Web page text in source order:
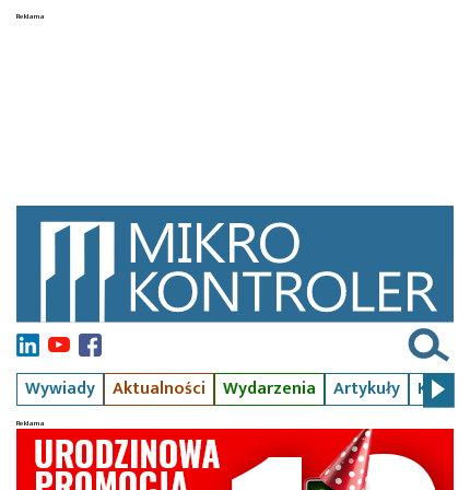
Wywiady Aktualności Wydarzenia Artykuły Kursy